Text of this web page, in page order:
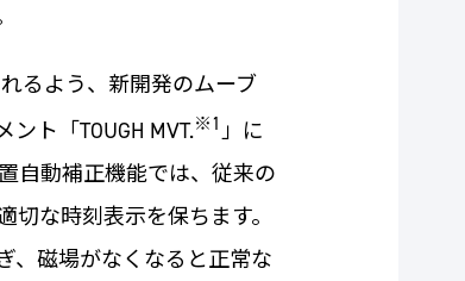
るよう、新開発のムーブ
ト「TOUGH MVT.※1」に
自動補正機能では、従来の
な時刻表示を保ちます。
、磁場がなくなると正常な